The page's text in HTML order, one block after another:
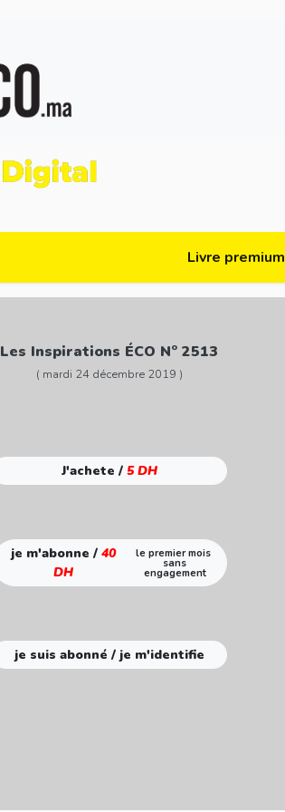
Livre premium
Les Inspirations ÉCO N° 2513
( mardi 24 décembre 2019 )
J'achete / 5 DH
je m'abonne / 40
DH
le premier mois
sans
engagement
je suis abonné / je m'identifie